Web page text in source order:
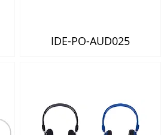
Vista rápida
IDE-PO-AUD025